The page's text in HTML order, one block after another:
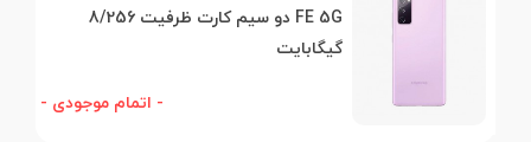
FE 5G دو سیم کارت ظرفیت 8/256
گیگابایت
- اتمام موجودی -